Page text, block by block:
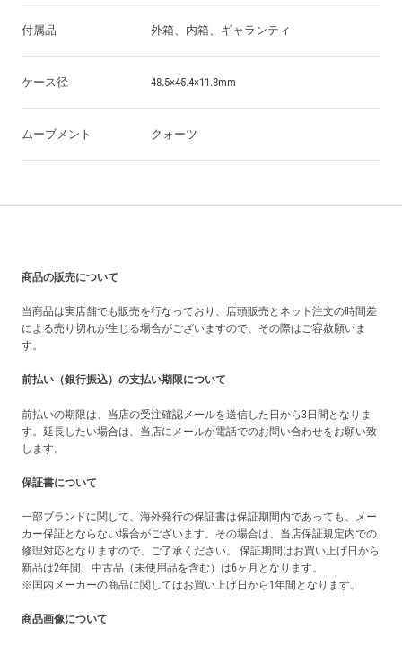
付属品 外箱、内箱、ギャランティ
ケース径 48.5×45.4×11.8mm
ムーブメント クォーツ
商品の販売について
当商品は実店舗でも販売を行なっており、店頭販売とネット注文の時間差
による売り切れが生じる場合がございますので、その際はご容赦願いま
す。
前払い（銀行振込）の支払い期限について
前払いの期限は、当店の受注確認メールを送信した日から3日間となりま
す。延長したい場合は、当店にメールか電話でのお問い合わせをお願い致
します。
保証書について
一部ブランドに関して、海外発行の保証書は保証期間内であっても、メー
カー保証とならない場合がございます。その場合は、当店保証規定内での
修理対応となりますので、ご了承ください。 保証期間はお買い上げ日から
新品は2年間、中古品（未使用品を含む）は6ヶ月となります。
※国内メーカーの商品に関してはお買い上げ日から1年間となります。
商品画像について